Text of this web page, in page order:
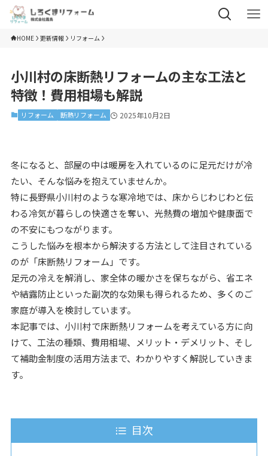
HOME 更新情報 リフォーム
小川村の床断熱リフォームの主な工法と
特徴！費用相場も解説
リフォーム 断熱リフォーム 2025年10月2日
冬になると、部屋の中は暖房を入れているのに足元だけが冷
たい、そんな悩みを抱えていませんか。
特に長野県小川村のような寒冷地では、床からじわじわと伝
わる冷気が暮らしの快適さを奪い、光熱費の増加や健康面で
の不安にもつながります。
こうした悩みを根本から解決する方法として注目されている
のが「床断熱リフォーム」です。
足元の冷えを解消し、家全体の暖かさを保ちながら、省エネ
や結露防止といった副次的な効果も得られるため、多くのご
家庭が導入を検討しています。
本記事では、小川村で床断熱リフォームを考えている方に向
けて、工法の種類、費用相場、メリット・デメリット、そし
て補助金制度の活用方法まで、わかりやすく解説していきま
す。
目次